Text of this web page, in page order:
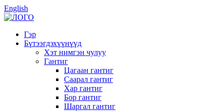
English
Гэр
Бүтээгдэхүүнүүд
Хэт нимгэн чулуу
Гантиг
Цагаан гантиг
Саарал гантиг
Хар гантиг
Бор гантиг
Шаргал гантиг